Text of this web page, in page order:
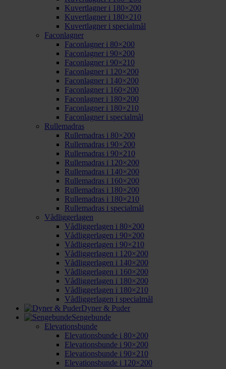
Kuvertlagner i 180×200
Kuvertlagner i 180×210
Kuvertlagner i specialmål
Faconlagner
Faconlagner i 80×200
Faconlagner i 90×200
Faconlagner i 90×210
Faconlagner i 120×200
Faconlagner i 140×200
Faconlagner i 160×200
Faconlagner i 180×200
Faconlagner i 180×210
Faconlagner i specialmål
Rullemadras
Rullemadras i 80×200
Rullemadras i 90×200
Rullemadras i 90×210
Rullemadras i 120×200
Rullemadras i 140×200
Rullemadras i 160×200
Rullemadras i 180×200
Rullemadras i 180×210
Rullemadras i specialmål
Vådliggerlagen
Vådliggerlagen i 80×200
Vådliggerlagen i 90×200
Vådliggerlagen i 90×210
Vådliggerlagen i 120×200
Vådliggerlagen i 140×200
Vådliggerlagen i 160×200
Vådliggerlagen i 180×200
Vådliggerlagen i 180×210
Vådliggerlagen i specialmål
Dyner & Puder
Sengebunde
Elevationsbunde
Elevationsbunde i 80×200
Elevationsbunde i 90×200
Elevationsbunde i 90×210
Elevationsbunde i 120×200